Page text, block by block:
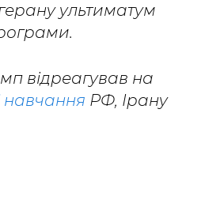
ультиматум
відреагував на
навчання РФ, Ірану